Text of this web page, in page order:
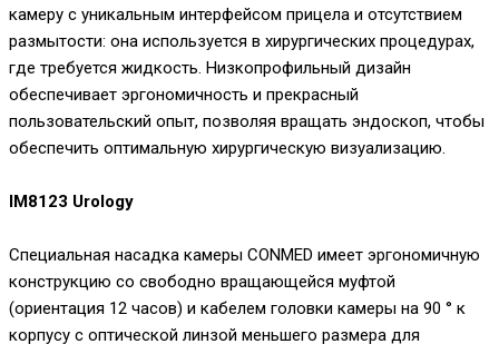
камеру с уникальным интерфейсом прицела и отсутствием
размытости: она используется в хирургических процедурах,
где требуется жидкость. Низкопрофильный дизайн
обеспечивает эргономичность и прекрасный
пользовательский опыт, позволяя вращать эндоскоп, чтобы
обеспечить оптимальную хирургическую визуализацию.
IM8123 Urology
Специальная насадка камеры CONMED имеет эргономичную
конструкцию со свободно вращающейся муфтой
(ориентация 12 часов) и кабелем головки камеры на 90 ° к
корпусу с оптической линзой меньшего размера для